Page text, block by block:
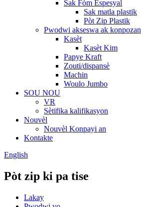
Sak Fòm Espesyal
Sak matla plastik
Pòt Zip Plastik
Pwodwi akseswa ak konpozan
Kasèt
Kasèt Kim
Papye Kraft
Zouti/dispansè
Machin
Woulo Jumbo
SOU NOU
VR
Sètifika kalifikasyon
Nouvèl
Nouvèl Konpayi an
Kontakte
English
Pòt zip ki pa tise
Lakay